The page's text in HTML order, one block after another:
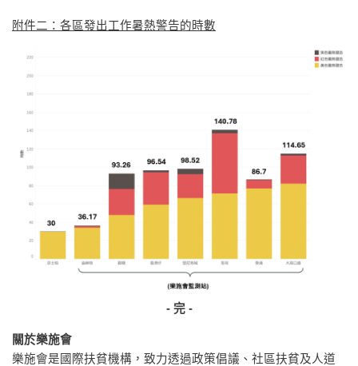
附件二：各區發出工作暑熱警告的時數
- 完 -
關於樂施會
樂施會是國際扶貧機構，致力透過政策倡議、社區扶貧及人道